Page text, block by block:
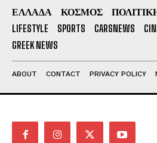
ΕΛΛΑΔΑ ΚΟΣΜΟΣ
LIFESTYLE
SPORTS CARSNEWS
GREEK NEWS
ABOUT CONTACT PRIVACY POLICY